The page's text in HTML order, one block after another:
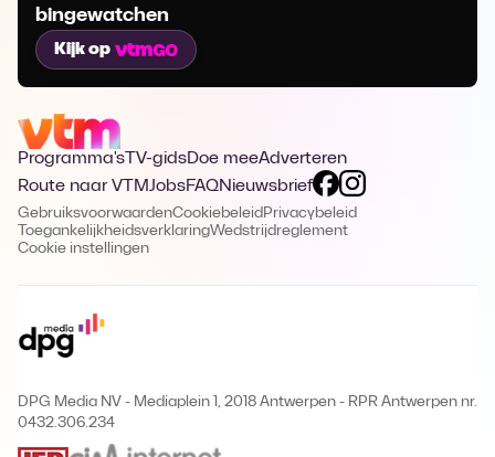
bingewatchen
Kijk op
Programma'sTV-gidsDoe meeAdverteren
Route naar VTMJobsFAQNieuwsbrief
GebruiksvoorwaardenCookiebeleid Privacybeleid
ToegankelijkheidsverklaringWedstrijdreglement
Cookie instellingen
DPG Media NV - Mediaplein 1, 2018 Antwerpen - RPR Antwerpen nr.
0432.306.234